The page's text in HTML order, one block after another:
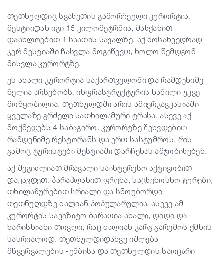
თეთნულდიც სვანეთის გამორჩეული კურორტია.
მესტიიდან იგი 15 კილომეტრშია, მანქანით
დაახლოებით 1 საათის სავალზე. აქ მოსახვედრად
ჯერ მესტიაში ჩასვლა მოგიწევთ, ხოლო შემდგომ
მისვლა კურორტზე.
ეს ახალი კურორტია საქართველოში და რამდენიმე
წელია არსებობს. ინფრასტრუქტურის ნაწილი უკვე
მოწყობილია. თეთნულდში არის ამიერკავკასიაში
ყველაზე გრძელი სათხილამური ტრასა. ასევე აქ
მოქმედებს 4 საბაგირო. კურორტზე შეხვდებით
რამდენიმე რესტორანს და ერთ სასტუმროს, რის
გამოც ტურისტები მესტიაში დარჩენას ამჯობინებენ.
აქ შეგიძლიათ მრავალი საინტერესო აქტივობით
დაკავდეთ. პარაპლანით ფრენა, საცხენოსნო ტურები,
თხილამურებით სრიალი და სნოუბორდი
თეთნულდზე ძალიან პოპულარულია. ასევე ამ
კურორტის სავიზიტო ბარათია ახალი, დიდი და
ხარისხიანი თოვლი, რაც ძალიან კარგ გარემოს ქმნის
სასრიალოდ. თეთნულდიდანვე იშლება
მწვერვალების -უშბისა და თეთნულდის საოცარი